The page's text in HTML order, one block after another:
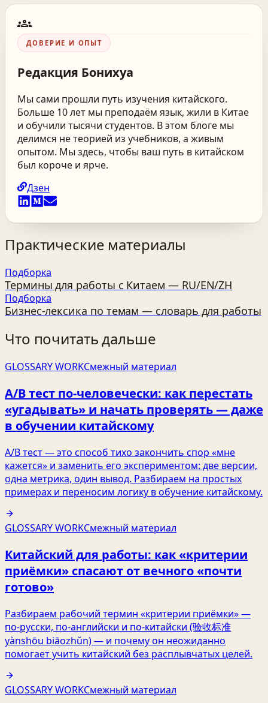
groups
ДОВЕРИЕ И ОПЫТ
Редакция Бонихуа
Мы сами прошли путь изучения китайского.
Больше 10 лет мы преподаём язык, жили в Китае
и обучили тысячи студентов. В этом блоге мы
делимся не теорией из учебников, а живым
опытом. Мы здесь, чтобы ваш путь в китайском
был короче и ярче.
Дзен
Практические материалы
Подборка
Термины для работы с Китаем — RU/EN/ZH
Подборка
Бизнес‑лексика по темам — словарь для работы
Что почитать дальше
GLOSSARY WORKСмежный материал
A/B тест по‑человечески: как перестать
«угадывать» и начать проверять — даже
в обучении китайскому
A/B тест — это способ тихо закончить спор «мне
кажется» и заменить его экспериментом: две версии,
одна метрика, один вывод. Разбираем на простых
примерах и переносим логику в обучение китайскому.
GLOSSARY WORKСмежный материал
Китайский для работы: как «критерии
приёмки» спасают от вечного «почти
готово»
Разбираем рабочий термин «критерии приёмки» —
по‑русски, по‑английски и по‑китайски (验收标准
yànshōu biāozhǔn) — и почему он неожиданно
помогает учить китайский без расплывчатых целей.
GLOSSARY WORKСмежный материал